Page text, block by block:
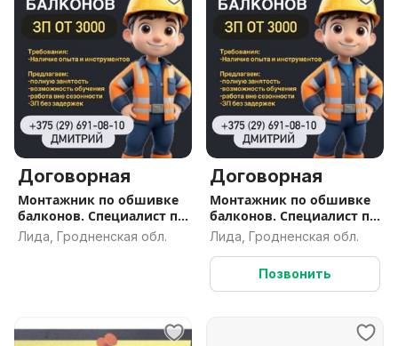
Договорная
Монтажник по обшивке
балконов. Специалист по
отделке балконов.
Обшивка, отделка
Лида, Гродненская обл.
Договорная
Монтажник по обшивке
балконов. Специалист по
отделке балконов.
Обшивка, отделка
балконов
Лида, Гродненская обл.
Позвонить